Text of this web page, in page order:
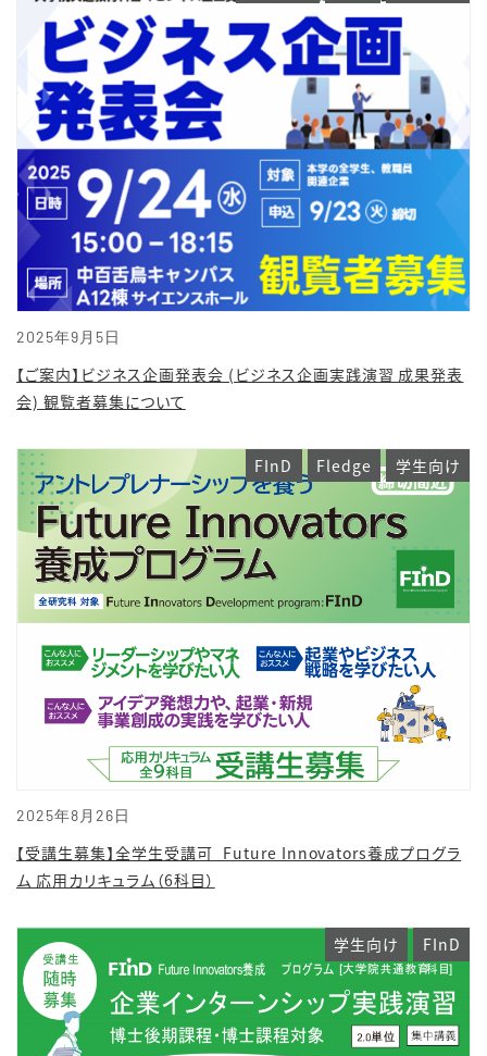
2025年9月5日
【ご案内】ビジネス企画発表会 (ビジネス企画実践演習 成果発表
会) 観覧者募集について
2025年8月26日
FInD Fledge 学生向け
【受講生募集】全学生受講可_Future Innovators養成プログラ
ム 応用カリキュラム（6科目）
学生向け FInD